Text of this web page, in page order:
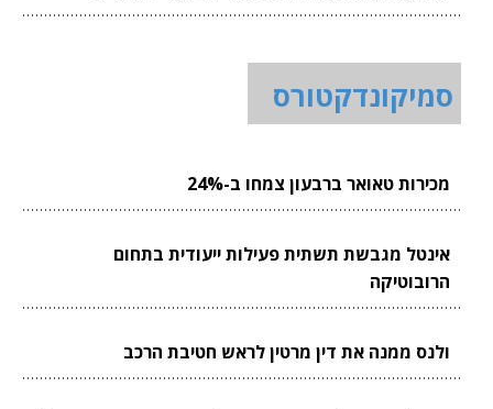
סמיקונדקטורס
מכירות טאואר ברבעון צמחו ב-24%
אינטל מגבשת תשתית פעילות ייעודית בתחום
הרובוטיקה
ולנס ממנה את דין מרטין לראש חטיבת הרכב